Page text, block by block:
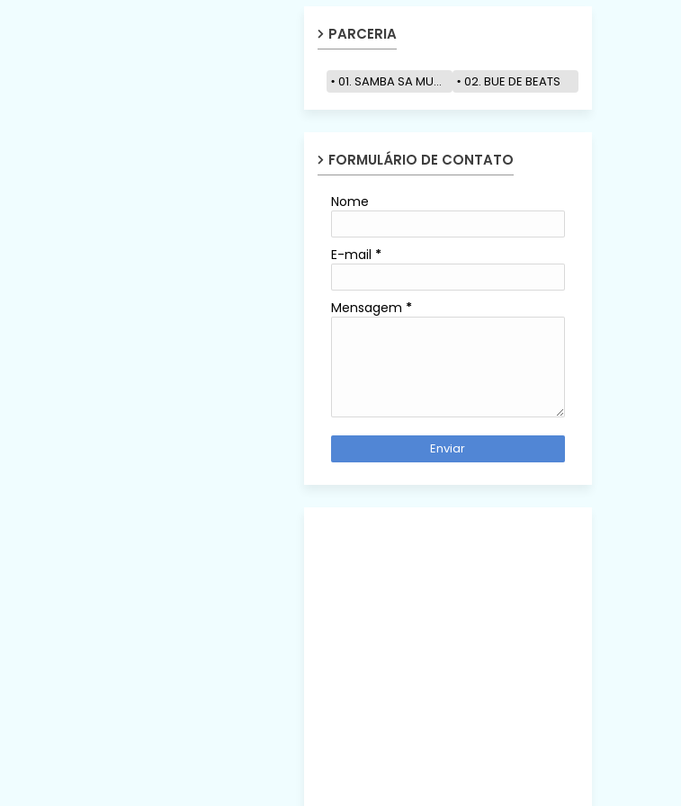
PARCERIA
01. SAMBA SA MUZIK 02. BUE DE BEATS
FORMULÁRIO DE CONTATO
Nome
E-mail *
Mensagem *